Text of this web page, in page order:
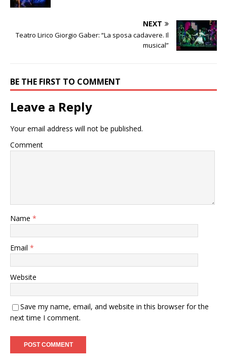
NEXT
Teatro Lirico Giorgio Gaber: “La sposa cadavere. Il
musical”
BE THE FIRST TO COMMENT
Leave a Reply
Your email address will not be published.
Comment
Name *
Email *
Website
Save my name, email, and website in this browser for the
next time I comment.